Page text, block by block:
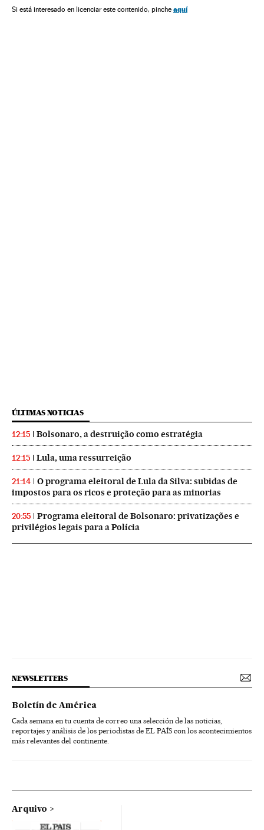
Si está interesado en licenciar este contenido, pinche aquí
ÚLTIMAS NOTICIAS
12:15 Bolsonaro, a destruição como estratégia
12:15 Lula, uma ressurreição
21:14
O programa eleitoral de Lula da Silva: subidas de
impostos para os ricos e proteção para as minorias
20:55
Programa eleitoral de Bolsonaro: privatizações e
privilégios legais para a Polícia
NEWSLETTERS
Boletín de América
Cada semana en tu cuenta de correo una selección de las noticias,
reportajes y análisis de los periodistas de EL PAÍS con los acontecimientos
más relevantes del continente.
Arquivo